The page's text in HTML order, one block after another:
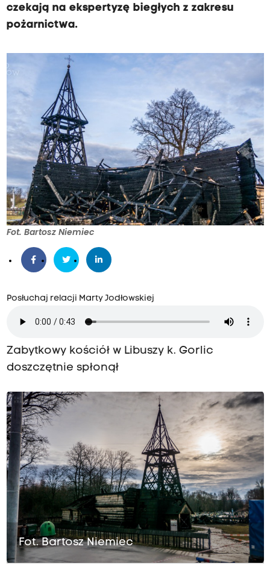
czekają na ekspertyzę biegłych z zakresu
pożarnictwa.
Fot. Bartosz Niemiec
Posłuchaj relacji Marty Jodłowskiej
Zabytkowy kościół w Libuszy k. Gorlic
doszczętnie spłonął
Fot. Bartosz Niemiec